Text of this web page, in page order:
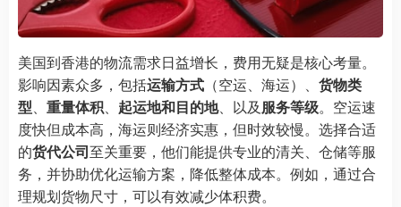
美国到香港的物流需求日益增长，费用无疑是核心考量。
影响因素众多，包括运输方式 （空运、海运）、 货物类
型、 重量体积、 起运地和目的地、以及服务等级。空运速
度快但成本高，海运则经济实惠，但时效较慢。选择合适
的货代公司至关重要，他们能提供专业的清关、仓储等服
务，并协助优化运输方案，降低整体成本。例如，通过合
理规划货物尺寸，可以有效减少体积费。